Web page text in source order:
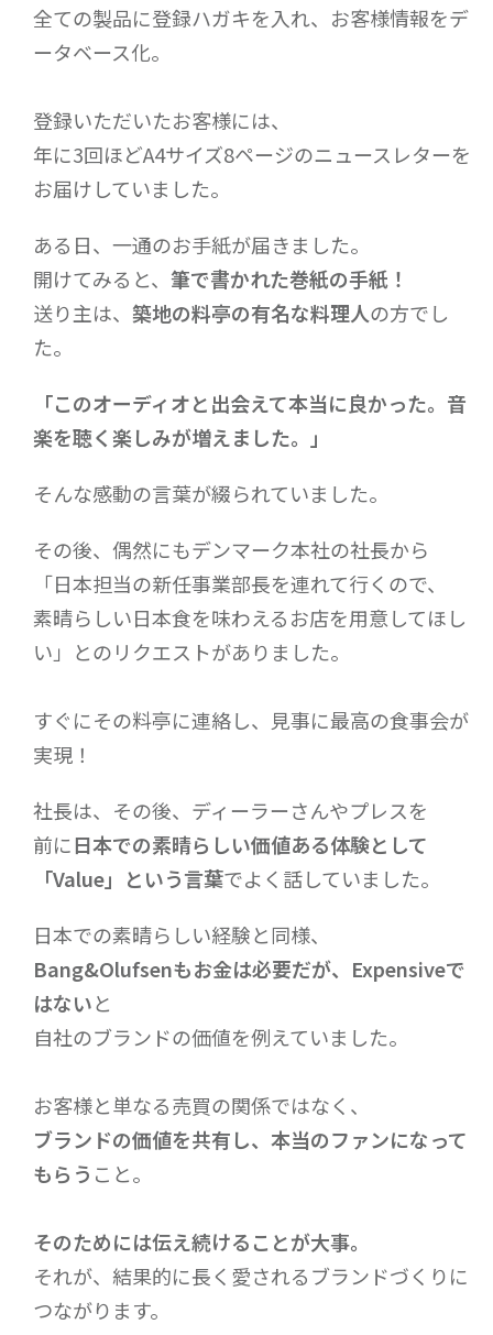
全ての製品に登録ハガキを入れ、お客様情報をデ
ータベース化。
登録いただいたお客様には、
年に3回ほどA4サイズ8ページのニュースレターを
お届けしていました。
ある日、一通のお手紙が届きました。
開けてみると、 筆で書かれた巻紙の手紙！
送り主は、 築地の料亭の有名な料理人の方でし
た。
「このオーディオと出会えて本当に良かった。音
楽を聴く楽しみが増えました。」
そんな感動の言葉が綴られていました。
その後、偶然にもデンマーク本社の社長から
「日本担当の新任事業部長を連れて行くので、
素晴らしい日本食を味わえるお店を用意してほし
い」とのリクエストがありました。
すぐにその料亭に連絡し、見事に最高の食事会が
実現！
社長は、その後、ディーラーさんやプレスを
前に日本での素晴らしい価値ある体験として
「Value」という言葉でよく話していました。
日本での素晴らしい経験と同様、
Bang&Olufsenもお金は必要だが、Expensiveで
はないと
自社のブランドの価値を例えていました。
お客様と単なる売買の関係ではなく、
ブランドの価値を共有し、本当のファンになって
もらう こと。
そのためには伝え続けることが大事。
それが、結果的に長く愛されるブランドづくりに
つながります。